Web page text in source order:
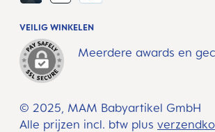
© 2025, MAM Babyartikel GmbH
Alle prijzen incl. btw plus
VEILIG WINKELEN
Meerdere awards en